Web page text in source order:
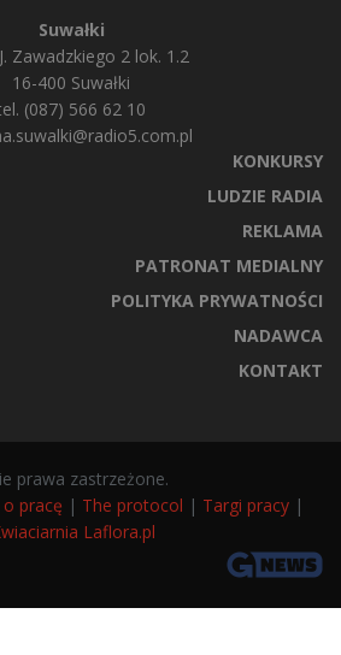
Suwałki
Zawadzkiego 2 lok. 1.2
16-400 Suwałki
(087) 566 62 10
KONKURSY
LUDZIE RADIA
REKLAMA
PATRONAT MEDIALNY
POLITYKA PRYWATNOŚCI
NADAWCA
KONTAKT
prawa zastrzeżone.
o pracę | The protocol | Targi pracy |
Laflora.pl